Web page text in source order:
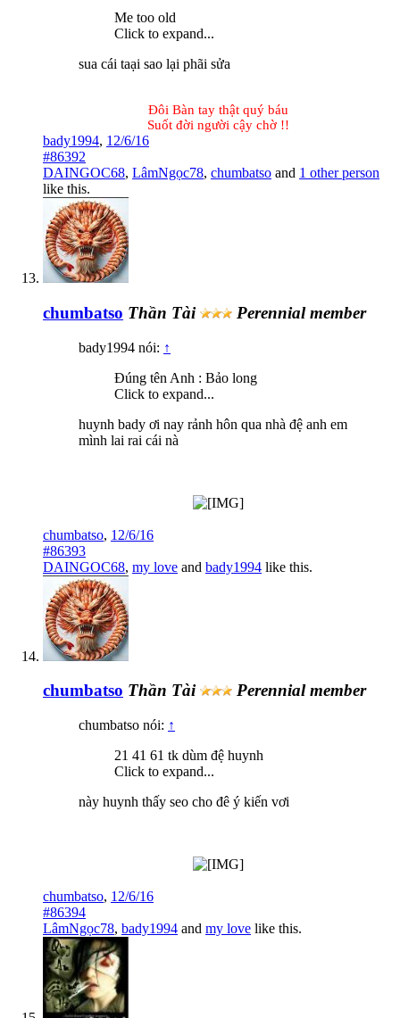
Me too old
Click to expand...
sua cái taại sao lại phãi sửa
Đôi Bàn tay thật quý báu
Suốt đời người cậy chờ !!​
bady1994, 12/6/16
#86392
DAINGOC68, LâmNgọc78, chumbatso and 1 other person
like this.
chumbatso Thần Tài Perennial member
bady1994 nói: ↑
Đúng tên Anh : Bảo long
Click to expand...
huynh bady ơi nay rảnh hôn qua nhà đệ anh em
mình lai rai cái nà
chumbatso, 12/6/16
#86393
DAINGOC68, my love and bady1994 like this.
chumbatso Thần Tài Perennial member
chumbatso nói: ↑
21 41 61 tk dùm đệ huynh
Click to expand...
này huynh thấy seo cho đê ý kiến vơi
chumbatso, 12/6/16
#86394
LâmNgọc78, bady1994 and my love like this.